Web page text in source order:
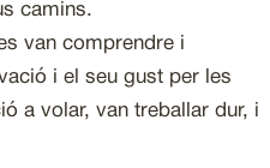
camins.
van comprendre i
i el seu gust per les
a volar, van treballar dur, i